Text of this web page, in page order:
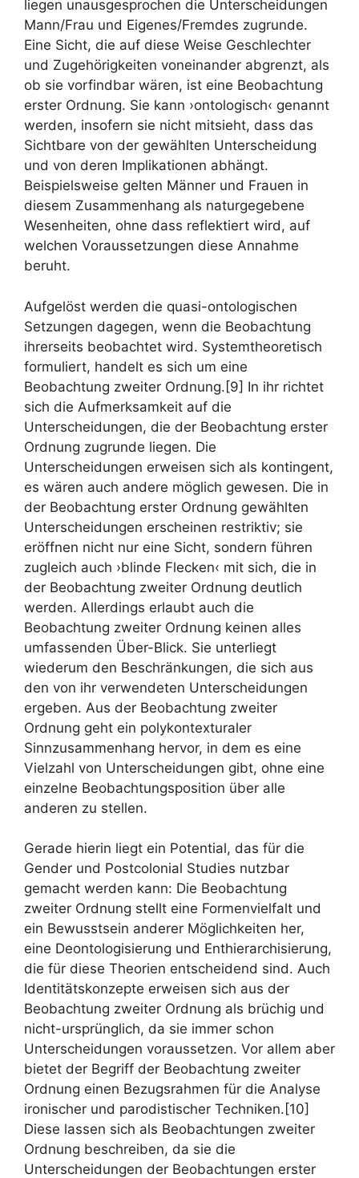
liegen unausgesprochen die Unterscheidungen
Mann/Frau und Eigenes/Fremdes zugrunde.
Eine Sicht, die auf diese Weise Geschlechter
und Zugehörigkeiten voneinander abgrenzt, als
ob sie vorfindbar wären, ist eine Beobachtung
erster Ordnung. Sie kann ›ontologisch‹ genannt
werden, insofern sie nicht mitsieht, dass das
Sichtbare von der gewählten Unterscheidung
und von deren Implikationen abhängt.
Beispielsweise gelten Männer und Frauen in
diesem Zusammenhang als naturgegebene
Wesenheiten, ohne dass reflektiert wird, auf
welchen Voraussetzungen diese Annahme
beruht.
Aufgelöst werden die quasi-ontologischen
Setzungen dagegen, wenn die Beobachtung
ihrerseits beobachtet wird. Systemtheoretisch
formuliert, handelt es sich um eine
Beobachtung zweiter Ordnung.[9] In ihr richtet
sich die Aufmerksamkeit auf die
Unterscheidungen, die der Beobachtung erster
Ordnung zugrunde liegen. Die
Unterscheidungen erweisen sich als kontingent,
es wären auch andere möglich gewesen. Die in
der Beobachtung erster Ordnung gewählten
Unterscheidungen erscheinen restriktiv; sie
eröffnen nicht nur eine Sicht, sondern führen
zugleich auch ›blinde Flecken‹ mit sich, die in
der Beobachtung zweiter Ordnung deutlich
werden. Allerdings erlaubt auch die
Beobachtung zweiter Ordnung keinen alles
umfassenden Über-Blick. Sie unterliegt
wiederum den Beschränkungen, die sich aus
den von ihr verwendeten Unterscheidungen
ergeben. Aus der Beobachtung zweiter
Ordnung geht ein polykontexturaler
Sinnzusammenhang hervor, in dem es eine
Vielzahl von Unterscheidungen gibt, ohne eine
einzelne Beobachtungsposition über alle
anderen zu stellen.
Gerade hierin liegt ein Potential, das für die
Gender und Postcolonial Studies nutzbar
gemacht werden kann: Die Beobachtung
zweiter Ordnung stellt eine Formenvielfalt und
ein Bewusstsein anderer Möglichkeiten her,
eine Deontologisierung und Enthierarchisierung,
die für diese Theorien entscheidend sind. Auch
Identitätskonzepte erweisen sich aus der
Beobachtung zweiter Ordnung als brüchig und
nicht-ursprünglich, da sie immer schon
Unterscheidungen voraussetzen. Vor allem aber
bietet der Begriff der Beobachtung zweiter
Ordnung einen Bezugsrahmen für die Analyse
ironischer und parodistischer Techniken.[10]
Diese lassen sich als Beobachtungen zweiter
Ordnung beschreiben, da sie die
Unterscheidungen der Beobachtungen erster